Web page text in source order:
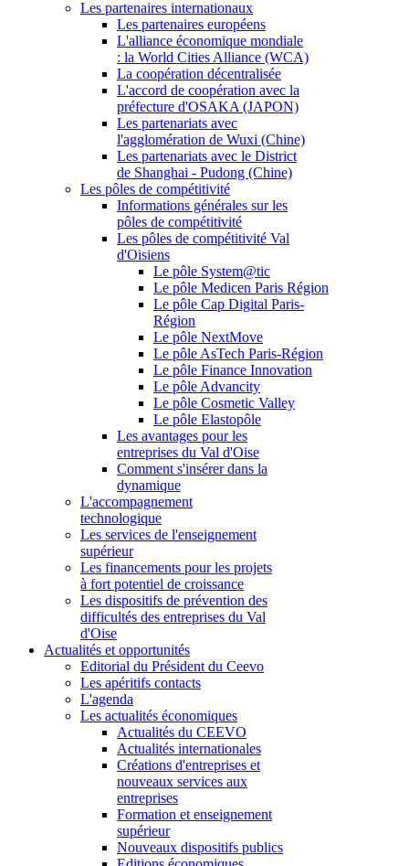
Les partenaires internationaux
Les partenaires européens
L'alliance économique mondiale
: la World Cities Alliance (WCA)
La coopération décentralisée
L'accord de coopération avec la
préfecture d'OSAKA (JAPON)
Les partenariats avec
l'agglomération de Wuxi (Chine)
Les partenariats avec le District
de Shanghai - Pudong (Chine)
Les pôles de compétitivité
Informations générales sur les
pôles de compétitivité
Les pôles de compétitivité Val
d'Oisiens
Le pôle System@tic
Le pôle Medicen Paris Région
Le pôle Cap Digital Paris-
Région
Le pôle NextMove
Le pôle AsTech Paris-Région
Le pôle Finance Innovation
Le pôle Advancity
Le pôle Cosmetic Valley
Le pôle Elastopôle
Les avantages pour les
entreprises du Val d'Oise
Comment s'insérer dans la
dynamique
L'accompagnement
technologique
Les services de l'enseignement
supérieur
Les financements pour les projets
à fort potentiel de croissance
Les dispositifs de prévention des
difficultés des entreprises du Val
d'Oise
Actualités et opportunités
Editorial du Président du Ceevo
Les apéritifs contacts
L'agenda
Les actualités économiques
Actualités du CEEVO
Actualités internationales
Créations d'entreprises et
nouveaux services aux
entreprises
Formation et enseignement
supérieur
Nouveaux dispositifs publics